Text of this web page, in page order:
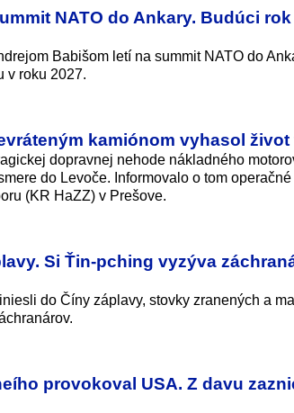
NATO do Ankary. Budúci
Babišom letí na summit NATO do
v roku 2027.
kamiónom vyhasol
dopravnej nehode nákladného
do Levoče. Informovalo o tom
(KR HaZZ) v Prešove.
Si Ťin-pching vyzýva
do Číny záplavy, stovky zranených a
provokoval USA. Z davu